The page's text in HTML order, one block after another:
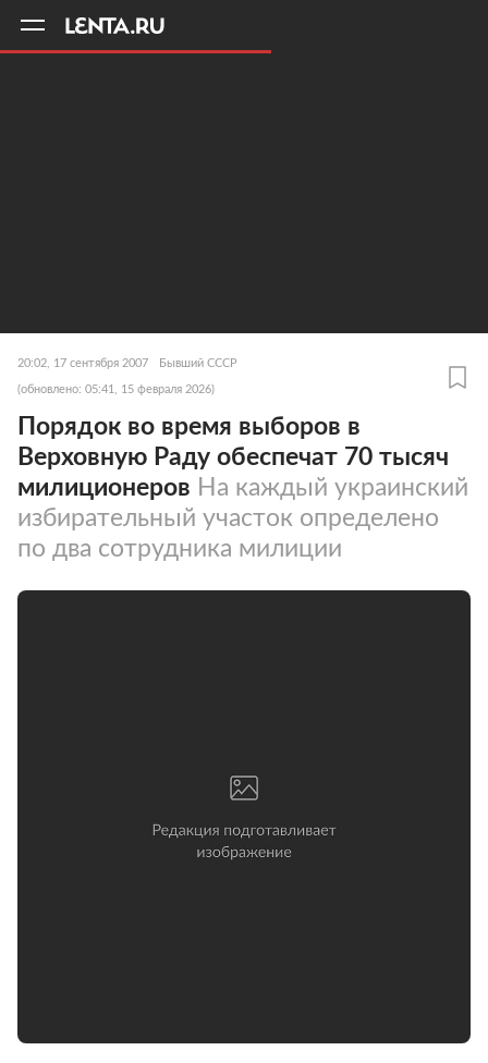
20:02, 17 сентября 2007 Бывший СССР
(обновлено: 05:41, 15 февраля 2026)
Порядок во время выборов в
Верховную Раду обеспечат 70 тысяч
милиционеров На каждый украинский
избирательный участок определено
по два сотрудника милиции